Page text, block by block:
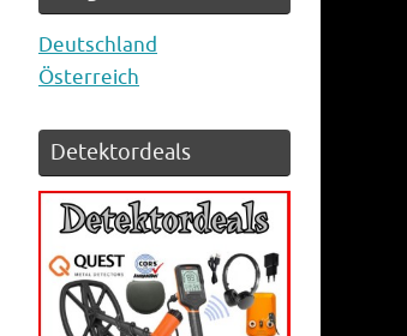
Deutschland
Österreich
Detektordeals